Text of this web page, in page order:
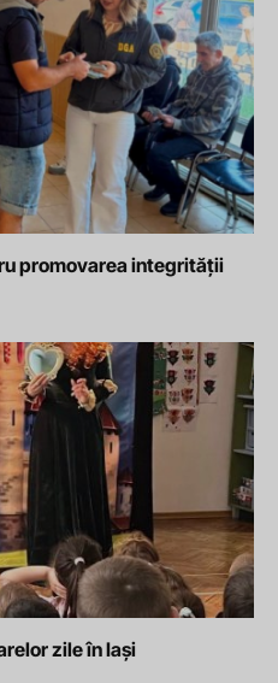
promovarea integrității
zile în Iași